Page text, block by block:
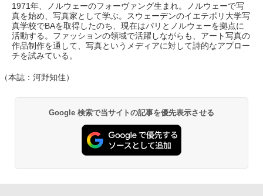
1971年、ノルウェーのフォーヴァング生まれ。ノルウェーで写
真を始め、写真家として学ぶ。スウェーデンのイエテボリ大学写
真学校でBAを取得したのち、現在はパリとノルウェーを拠点に
活動する。ファッションの領域で活躍しながらも、アート写真の
作品制作を通して、写真というメディアに対して詩的なアプロー
チを試みている。
（本誌：河野知佳）
Google 検索で当サイトの記事を優先表示させる